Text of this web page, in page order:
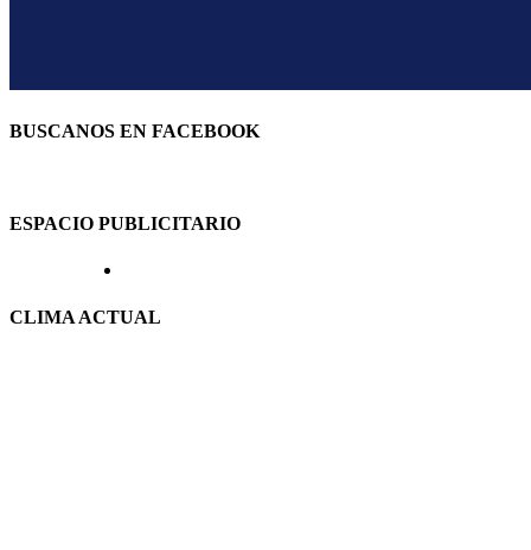
BUSCANOS EN FACEBOOK
ESPACIO PUBLICITARIO
CLIMA ACTUAL